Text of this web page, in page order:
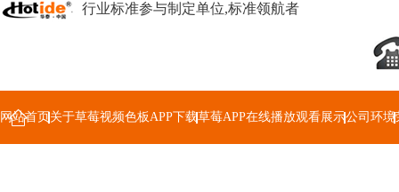
行业标准参与制定单位,标准领航者
网站首页 关于草莓视频色板APP下载草莓APP在线播放观看展示公司环境